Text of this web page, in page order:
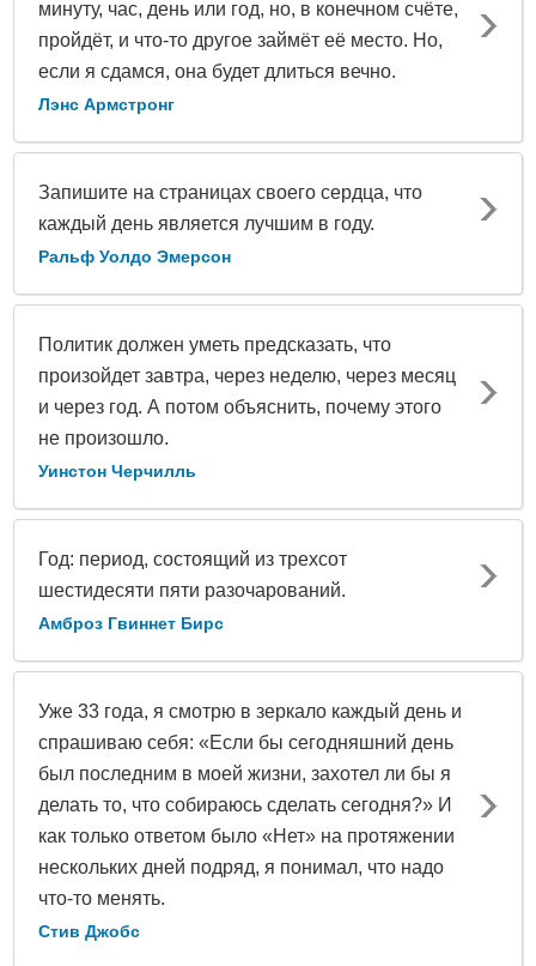
минуту, час, день или год, но, в конечном счёте,
пройдёт, и что-то другое займёт её место. Но,
если я сдамся, она будет длиться вечно.
Лэнс Армстронг
Запишите на страницах своего сердца, что
каждый день является лучшим в году.
Ральф Уолдо Эмерсон
Политик должен уметь предсказать, что
произойдет завтра, через неделю, через месяц
и через год. А потом объяснить, почему этого
не произошло.
Уинстон Черчилль
Год: период, состоящий из трехсот
шестидесяти пяти разочарований.
Амброз Гвиннет Бирс
Уже 33 года, я смотрю в зеркало каждый день и
спрашиваю себя: «Если бы сегодняшний день
был последним в моей жизни, захотел ли бы я
делать то, что собираюсь сделать сегодня?» И
как только ответом было «Нет» на протяжении
нескольких дней подряд, я понимал, что надо
что-то менять.
Стив Джобс